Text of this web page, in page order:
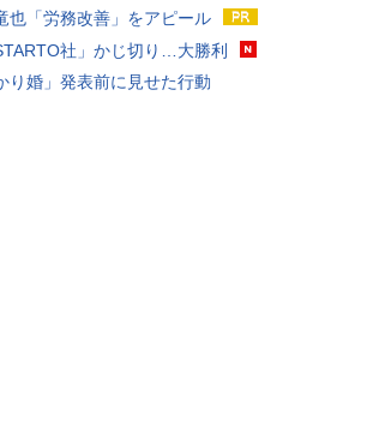
也「労務改善」をアピール
社」かじ切り…大勝利
り婚」発表前に見せた行動